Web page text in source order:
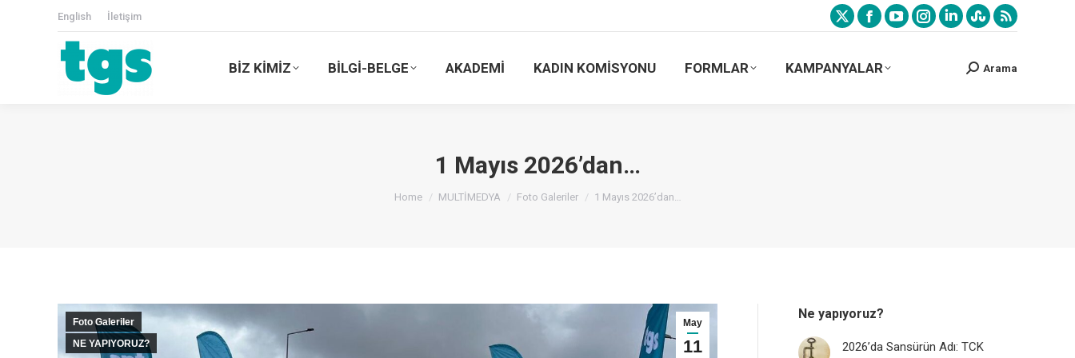
English İletişim
BİZ KİMİZ BİLGİ-BELGE AKADEMİ KADIN KOMİSYONU FORMLAR KAMPANYALAR Arama
1 Mayıs 2026’dan…
You are here:
Home MULTİMEDYA Foto Galeriler 1 Mayıs 2026’dan…
May
11
Foto Galeriler
NE YAPIYORUZ?
Ne yapıyoruz?
2026’da Sansürün Adı: TCK